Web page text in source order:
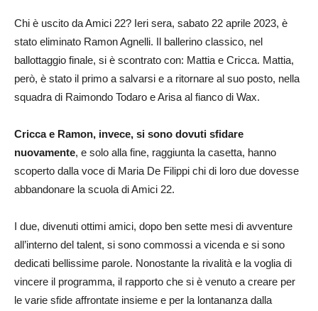
Chi è uscito da Amici 22? Ieri sera, sabato 22 aprile 2023, è
stato eliminato Ramon Agnelli. Il ballerino classico, nel
ballottaggio finale, si è scontrato con: Mattia e Cricca. Mattia,
però, è stato il primo a salvarsi e a ritornare al suo posto, nella
squadra di Raimondo Todaro e Arisa al fianco di Wax.
Cricca e Ramon, invece, si sono dovuti sfidare
nuovamente, e solo alla fine, raggiunta la casetta, hanno
scoperto dalla voce di Maria De Filippi chi di loro due dovesse
abbandonare la scuola di Amici 22.
I due, divenuti ottimi amici, dopo ben sette mesi di avventure
all’interno del talent, si sono commossi a vicenda e si sono
dedicati bellissime parole. Nonostante la rivalità e la voglia di
vincere il programma, il rapporto che si è venuto a creare per
le varie sfide affrontate insieme e per la lontananza dalla